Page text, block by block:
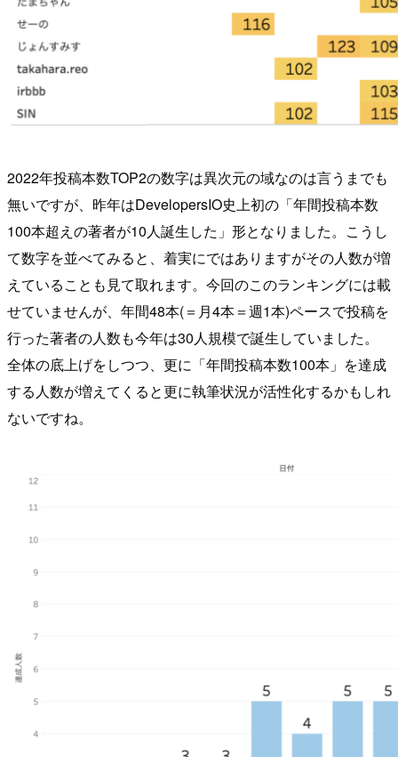
2022年投稿本数TOP2の数字は異次元の域なのは言うまでも
無いですが、昨年はDevelopersIO史上初の「年間投稿本数
100本超えの著者が10人誕生した」形となりました。こうし
て数字を並べてみると、着実にではありますがその人数が増
えていることも見て取れます。今回のこのランキングには載
せていませんが、年間48本(＝月4本＝週1本)ペースで投稿を
行った著者の人数も今年は30人規模で誕生していました。
全体の底上げをしつつ、更に「年間投稿本数100本」を達成
する人数が増えてくると更に執筆状況が活性化するかもしれ
ないですね。